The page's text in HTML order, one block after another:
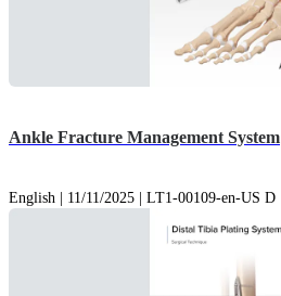
Ankle Fracture Management System
English | 11/11/2025 | LT1-00109-en-US D